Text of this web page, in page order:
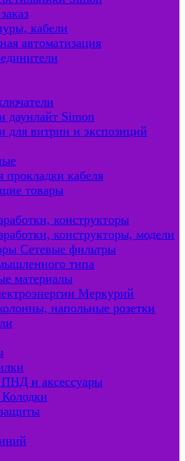
кабели
автоматизация
даунлайт Simon
для витрин и экспозиций
прокладки кабеля
товары
конструкторы
конструкторы, модели
Сетевые фильтры
типа
материалы
Меркурий
напольные розетки
и аксессуары